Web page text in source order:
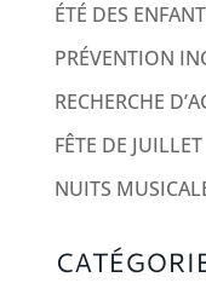
ÉTÉ DES
PRÉVENTION
RECHERCHE
FÊTE DE JUILLET
NUITS